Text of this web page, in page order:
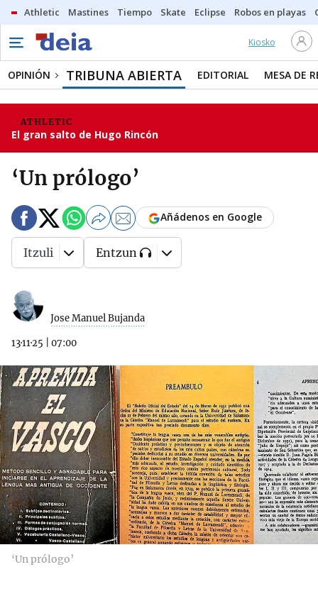
Athletic Mastines Tiempo Skate Eclipse Robos en playas
Kiosko
OPINIÓN TRIBUNA ABIERTA EDITORIAL MESA DE
ATHLETIC
El gran salto de Hugo Rincón
‘Un prólogo’
Jose Manuel Bujanda
13·11·25 07:00
Añádenos en Google
Itzuli Entzun
‘Un prólogo’